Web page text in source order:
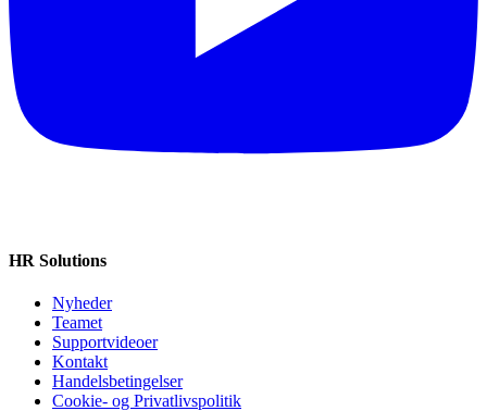
HR Solutions
Nyheder
Teamet
Supportvideoer
Kontakt
Handelsbetingelser
Cookie‑ og Privatlivspolitik